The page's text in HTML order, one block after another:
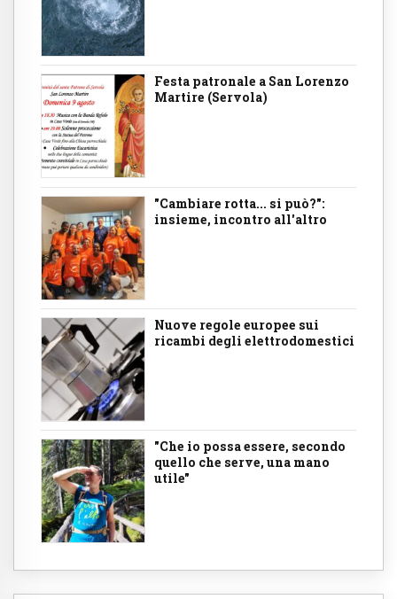
Festa patronale a San Lorenzo
Martire (Servola)
"Cambiare rotta... si può?":
insieme, incontro all'altro
Nuove regole europee sui
ricambi degli elettrodomestici
"Che io possa essere, secondo
quello che serve, una mano
utile"